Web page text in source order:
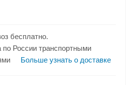
бесплатно.
по России транспортными
Больше узнать о доставке